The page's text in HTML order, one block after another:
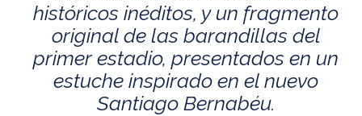
históricos inéditos, y un fragmento
original de las barandillas del
primer estadio, presentados en un
estuche inspirado en el nuevo
Santiago Bernabéu.